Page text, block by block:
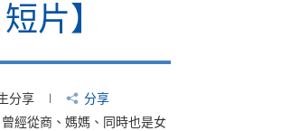
片】
分享
分享
經從商、媽媽、同時也是女